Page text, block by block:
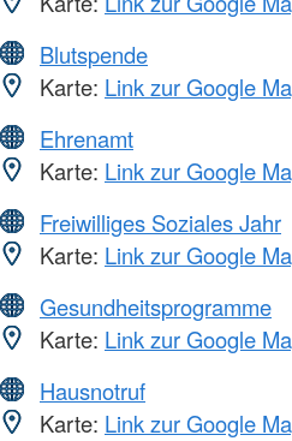
Blutspende
Karte: Link zur Google
Ehrenamt
Karte: Link zur Google
Freiwilliges Soziales Jahr
Karte: Link zur Google
Gesundheitsprogramme
Karte: Link zur Google
Hausnotruf
Karte: Link zur Google